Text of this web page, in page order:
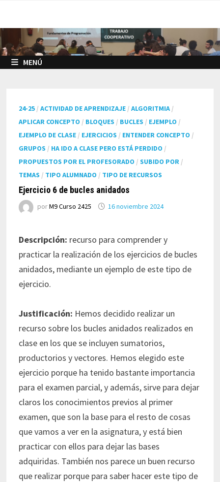
contenido
MENÚ
24-25 /ACTIVIDAD DE APRENDIZAJE /ALGORITMIA /
APLICAR CONCEPTO / BLOQUES / BUCLES / EJEMPLO /
EJEMPLO DE CLASE / EJERCICIOS / ENTENDER CONCEPTO /
GRUPOS / HA IDO A CLASE PERO ESTÁ PERDIDO /
PROPUESTOS POR EL PROFESORADO /SUBIDO POR /
TEMAS / TIPO ALUMNADO / TIPO DE RECURSOS
Ejercicio 6 de bucles anidados
porM9 Curso 2425 16 noviembre 2024
Descripción: recurso para comprender y
practicar la realización de los ejercicios de bucles
anidados, mediante un ejemplo de este tipo de
ejercicio.
Justificación: Hemos decidido realizar un
recurso sobre los bucles anidados realizados en
clase en los que se incluyen sumatorios,
productorios y vectores. Hemos elegido este
ejercicio porque ha tenido bastante importancia
para el examen parcial, y además, sirve para dejar
claros los conocimientos previos al primer
examen, que son la base para el resto de cosas
que vamos a ver en la asignatura, y está bien
practicar con ellos para dejar las bases
adquiridas. También nos parece un buen recurso
que realizar porque para saber hacer este tipo de